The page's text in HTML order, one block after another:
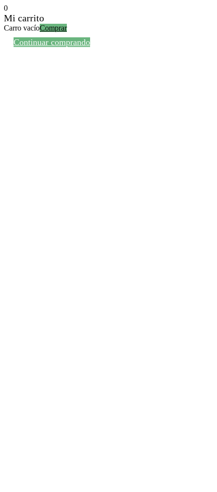
0
Mi carrito
Carro vacíoComprar
Continuar comprando